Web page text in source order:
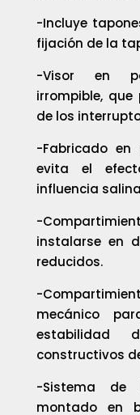
-Incluye
fijación de la
-Visor en
irrompible,
de los
-Fabricado en
evita el
influencia
-
instalarse en
reducidos.
-
mecánico
estabilidad
constructivos
-Sistema de
montado en